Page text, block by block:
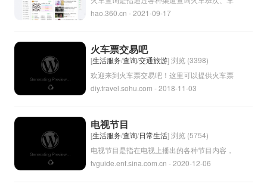
次、余票信息和时刻表等相关信息的服务。通
息，方便购票、换乘和出行安排。常见的火车
查询方式包括官方铁路网站、火车票代售点、
手机APP、电话查询等。
hao.360.cn - 2021-09-17
火车票交易吧
[生活服务/查询/交通旅游] 浏览 (3398)
欢迎来到火车票交易吧！这里可以提供火车票
的购买、转让和交换服务。
diy.travel.sohu.com - 2018-11-03
电视节目
[生活服务/查询/日常生活] 浏览 (5754)
电视节目是指在电视上播出的各种节目内容，
包括电视剧、综艺节目、新闻、体育赛事等。
tvguide.ent.sina.com.cn - 2020-12-06